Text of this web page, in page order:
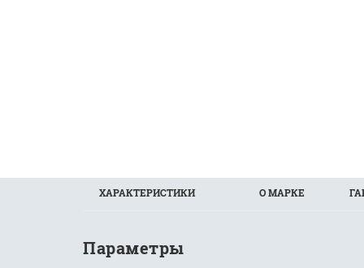
ХАРАКТЕРИСТИКИ О МАРКЕ
Параметры